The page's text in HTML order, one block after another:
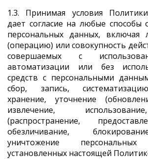
1.3. Принимая условия
дает согласие на любые способы
персональных данных, включая
(операцию) или совокупность
совершаемых с
автоматизации или без
средств с персональными
сбор, запись,
хранение, уточнение
извлечение,
(распространение,
обезличивание,
уничтожение
установленных настоящей